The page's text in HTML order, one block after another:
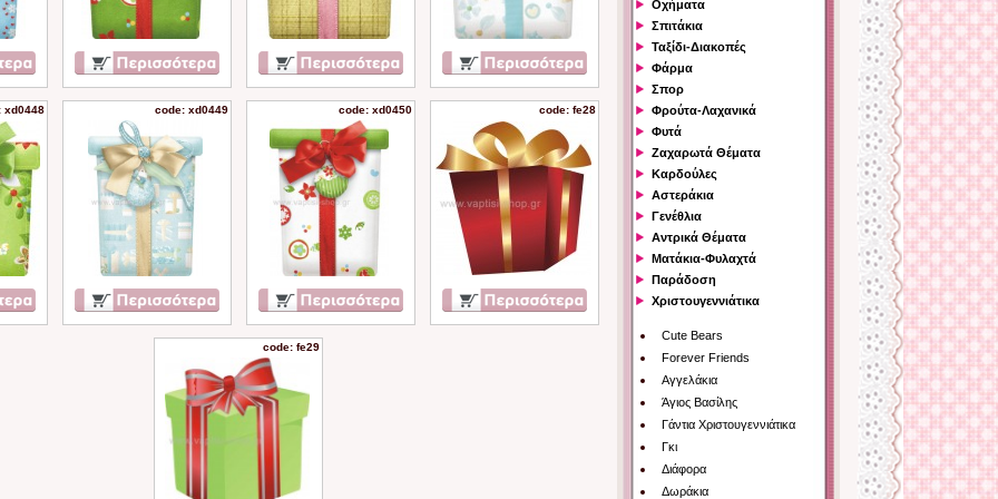
xd0448 code: xd0449 code: xd0450 code: fe28
code: fe29
Οχήματα
Σπιτάκια
Ταξίδι-Διακοπές
Φάρμα
Σπορ
Φρούτα-Λαχανικά
Φυτά
Ζαχαρωτά Θέματα
Καρδούλες
Αστεράκια
Γενέθλια
Αντρικά Θέματα
Ματάκια-Φυλαχτά
Παράδοση
Χριστουγεννιάτικα
Cute Bears
Forever Friends
Αγγελάκια
Άγιος Βασίλης
Γάντια Χριστουγεννιάτικα
Γκι
Διάφορα
Δωράκια